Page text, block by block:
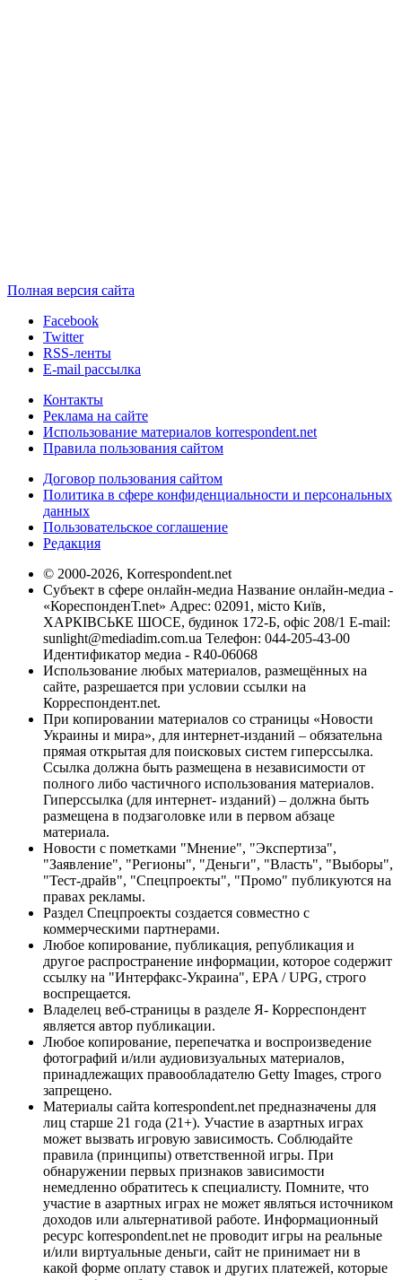
Полная версия сайта
Facebook
Twitter
RSS-ленты
E-mail рассылка
Контакты
Реклама на сайте
Использование материалов korrespondent.net
Правила пользования сайтом
Договор пользования сайтом
Политика в сфере конфиденциальности и персональных
данных
Пользовательское соглашение
Редакция
© 2000-2026, Korrespondent.net
Субъект в сфере онлайн-медиа Название онлайн-медиа -
«КореспонденТ.net» Адрес: 02091, місто Київ,
ХАРКІВСЬКЕ ШОСЕ, будинок 172-Б, офіс 208/1 E-mail:
sunlight@mediadim.com.ua Телефон: 044-205-43-00
Идентификатор медиа - R40-06068
Использование любых материалов, размещённых на
сайте, разрешается при условии ссылки на
Корреспондент.net.
При копировании материалов со страницы «Новости
Украины и мира», для интернет-изданий – обязательна
прямая открытая для поисковых систем гиперссылка.
Ссылка должна быть размещена в независимости от
полного либо частичного использования материалов.
Гиперссылка (для интернет- изданий) – должна быть
размещена в подзаголовке или в первом абзаце
материала.
Новости с пометками "Мнение", "Экспертиза",
"Заявление", "Регионы", "Деньги", "Власть", "Выборы",
"Тест-драйв", "Спецпроекты", "Промо" публикуются на
правах рекламы.
Раздел Спецпроекты создается совместно с
коммерческими партнерами.
Любое копирование, публикация, републикация и
другое распространение информации, которое содержит
ссылку на "Интерфакс-Украина", EPA / UPG, строго
воспрещается.
Владелец веб-страницы в разделе Я- Корреспондент
является автор публикации.
Любое копирование, перепечатка и воспроизведение
фотографий и/или аудиовизуальных материалов,
принадлежащих правообладателю Getty Images, строго
запрещено.
Материалы сайта korrespondent.net предназначены для
лиц старше 21 года (21+). Участие в азартных играх
может вызвать игровую зависимость. Соблюдайте
правила (принципы) ответственной игры. При
обнаружении первых признаков зависимости
немедленно обратитесь к специалисту. Помните, что
участие в азартных играх не может являться источником
доходов или альтернативой работе. Информационный
ресурс korrespondent.net не проводит игры на реальные
и/или виртуальные деньги, сайт не принимает ни в
какой форме оплату ставок и других платежей, которые